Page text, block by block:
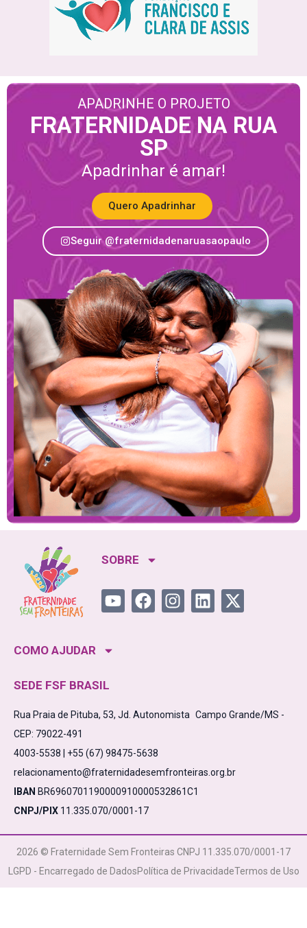
APADRINHE O PROJETO
FRATERNIDADE NA RUA
SP
Apadrinhar é amar!
Quero Apadrinhar
Seguir @fraternidadenaruasaopaulo
SOBRE
COMO AJUDAR
SEDE FSF BRASIL
Rua Praia de Pituba, 53, Jd. Autonomista Campo Grande/MS -
CEP: 79022-491
4003-5538 | +55 (67) 98475-5638
relacionamento@fraternidadesemfronteiras.org.br
IBAN BR6960701190000910000532861C1
CNPJ/PIX 11.335.070/0001-17
2026 © Fraternidade Sem Fronteiras CNPJ 11.335.070/0001-17
LGPD - Encarregado de DadosPolítica de PrivacidadeTermos de Uso